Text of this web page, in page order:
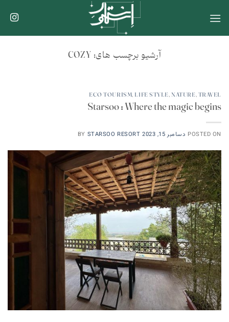
آرشیو برچسب های: COZY
ECO TOURISM, LIFE STYLE, NATURE,TRAVEL
Starsoo : Where the magic begins
POSTED ON دسامبر 15, 2023 BY STARSOO RESORT